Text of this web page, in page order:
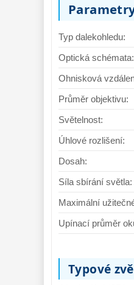
Typ dalekohledu:
Optická schémata:
Ohnisková
Průměr objektivu:
Světelnost:
Úhlové rozlišení:
Dosah:
Síla sbírání světla:
Maximální
Upínací průměr
Typové